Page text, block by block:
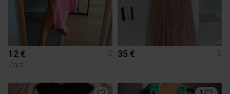
12 €
S
Zara
35 € S